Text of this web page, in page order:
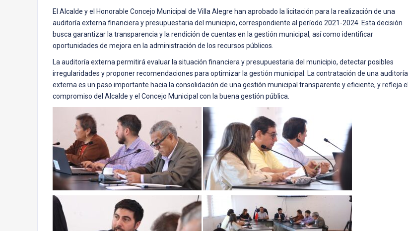
El Alcalde y el Honorable Concejo Municipal de Villa Alegre han aprobado la licitación para la realización de una
auditoría externa financiera y presupuestaria del municipio, correspondiente al período 2021-2024. Esta decisión
busca garantizar la transparencia y la rendición de cuentas en la gestión municipal, así como identificar
oportunidades de mejora en la administración de los recursos públicos.
La auditoría externa permitirá evaluar la situación financiera y presupuestaria del municipio, detectar posibles
irregularidades y proponer recomendaciones para optimizar la gestión municipal. La contratación de una auditoría
externa es un paso importante hacia la consolidación de una gestión municipal transparente y eficiente, y refleja el
compromiso del Alcalde y el Concejo Municipal con la buena gestión pública.